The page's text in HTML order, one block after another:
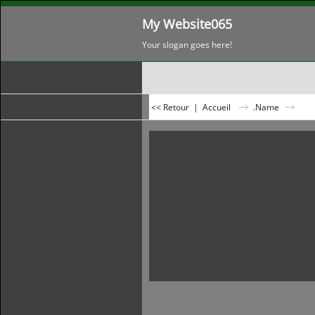
My Website065
Your slogan goes here!
<< Retour | Accueil .Name